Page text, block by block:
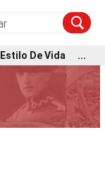
Estilo De Vida ...